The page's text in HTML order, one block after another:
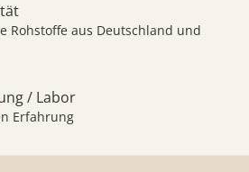
Rohstoffe aus Deutschland und
/ Labor
Erfahrung